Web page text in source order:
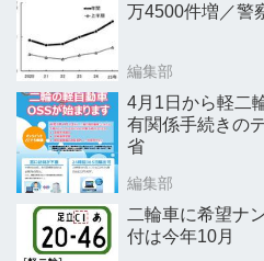
万4500件増／警
編集部
4月1日から軽二
有関係手続きの
省
編集部
二輪車に希望ナ
付は今年10月